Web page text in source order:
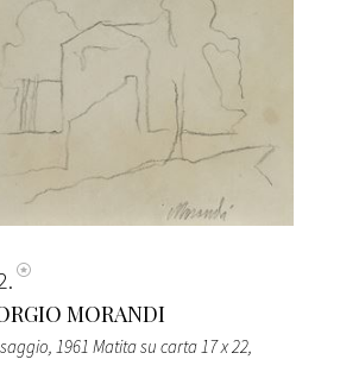
MORANDI
1961 Matita su carta 17 x 22,